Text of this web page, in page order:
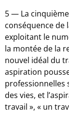
5 — La
conséquence
exploitant le
la montée de la
nouvel idéal du
aspiration
professionnelles
des vies, et
travail », « un